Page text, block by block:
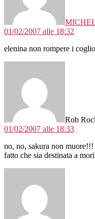
01/02/2007 alle 18:32
elenina non rompere i
Rob
01/02/2007 alle 18:33
no, no, sakura non
fatto che sia destinata a